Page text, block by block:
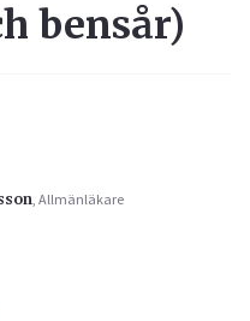
bensår)
, Allmänläkare